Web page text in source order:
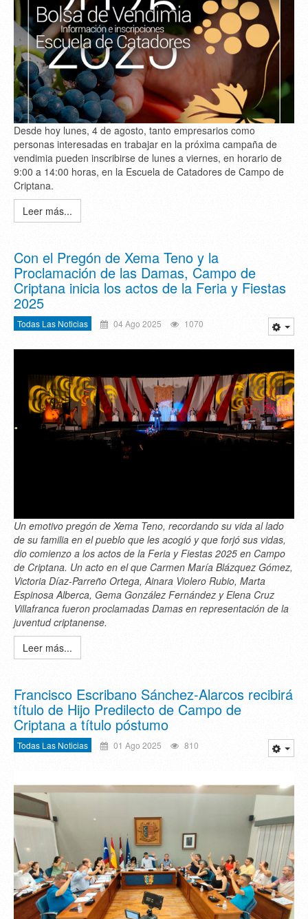
Desde hoy lunes, 4 de agosto, tanto empresarios como
personas interesadas en trabajar en la próxima campaña de
vendimia pueden inscribirse de lunes a viernes, en horario de
9:00 a 14:00 horas, en la Escuela de Catadores de Campo de
Criptana.
Leer más...
Con el Pregón de Xema Teno y la
Proclamación de las Damas, Campo de
Criptana inicia los actos de la Feria y Fiestas
2025
Todas Las Noticias 04 Ago 2025 1070
Un emotivo pregón de Xema Teno, recordando su vida al lado
de su familia en el pueblo que les acogió y que forjó sus vidas,
dio comienzo a los actos de la Feria y Fiestas 2025 en Campo
de Criptana. Un acto en el que Carmen María Blázquez Gómez,
Victoria Díaz-Parreño Ortega, Ainara Violero Rubio, Marta
Espinosa Alberca, Gema González Fernández y Elena Cruz
Villafranca fueron proclamadas Damas en representación de la
juventud criptanense.
Leer más...
Francisco Escribano Sánchez-Alarcos recibirá
título de Hijo Predilecto de Campo de
Criptana a título póstumo
Todas Las Noticias 01 Ago 2025 810